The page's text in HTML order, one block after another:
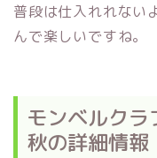
普段は仕入れれない
んで楽しいですね。
モンベルク
秋の詳細情報